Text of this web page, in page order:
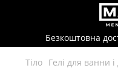
Безкоштовна
Тіло Гелі для ванни